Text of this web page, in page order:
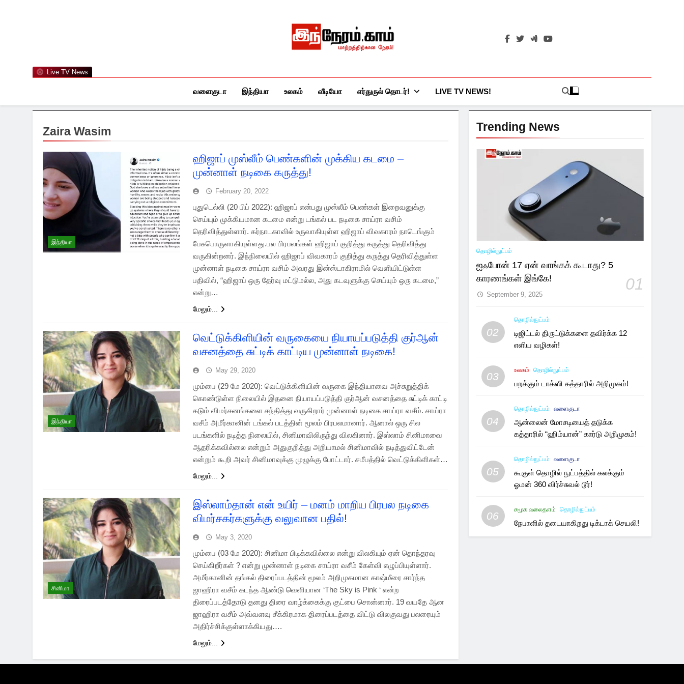
Live TV News இந்நேரம்.காம்
வளைகுடா இந்தியா உலகம் வீடியோ எர்துருல் தொடர்! LIVE TV NEWS!
Zaira Wasim
இந்தியா
ஹிஜாப் முஸ்லீம் பெண்களின் முக்கிய கடமை –
முன்னாள் நடிகை கருத்து!
February 20, 2022
புதுடெல்லி (20 பிப் 2022): ஹிஜாப் என்பது முஸ்லீம் பெண்கள் இறைவனுக்கு
செய்யும் முக்கியமான கடமை என்று டங்கல் பட நடிகை சாய்ரா வசிம்
தெரிவித்துள்ளார். கர்நாடகாவில் உருவாகியுள்ள ஹிஜாப் விவகாரம் நாடெங்கும்
பேசுபொருளாகியுள்ளது.பல பிரபலங்கள் ஹிஜாப் குறித்து கருத்து தெரிவித்து
வருகின்றனர். இந்நிலையில் ஹிஜாப் விவகாரம் குறித்து கருத்து தெரிவித்துள்ள
முன்னாள் நடிகை சாய்ரா வசிம் அவரது இன்ஸ்டாகிராமில் வெளியிட்டுள்ள
பதிவில், “ஹிஜாப் ஒரு தேர்வு மட்டுமல்ல, அது கடவுளுக்கு செய்யும் ஒரு கடமை,”
என்று…
மேலும்...
இந்தியா
வெட்டுக்கிளியின் வருகையை நியாயப்படுத்தி குர்ஆன்
வசனத்தை சுட்டிக் காட்டிய முன்னாள் நடிகை!
May 29, 2020
மும்பை (29 மே 2020): வெட்டுக்கிளியின் வருகை இந்தியாவை அச்சுறுத்திக்
கொண்டுள்ள நிலையில் இதனை நியாயப்படுத்தி குர்ஆன் வசனத்தை சுட்டிக் காட்டி
கடும் விமர்சனங்களை சந்தித்து வருகிறார் முன்னாள் நடிகை சாய்ரா வசீம். சாய்ரா
வசீம் அமீர்கானின் டங்கல் படத்தின் மூலம் பிரபலமானார். ஆனால் ஒரு சில
படங்களில் நடித்த நிலையில், சினிமாவிலிருந்து விலகினார். இஸ்லாம் சினிமாவை
ஆதரிக்கவில்லை என்றும் அதுகுறித்து அறியாமல் சினிமாவில் நடித்துவிட்டேன்
என்றும் கூறி அவர் சினிமாவுக்கு முழுக்கு போட்டார். சமீபத்தில் வெட்டுக்கிளிகள்…
மேலும்...
சினிமா
இஸ்லாம்தான் என் உயிர் – மனம் மாறிய பிரபல நடிகை
விமர்சகர்களுக்கு வலுவான பதில்!
May 3, 2020
மும்பை (03 மே 2020): சினிமா பிடிக்கவில்லை என்று விலகியும் ஏன் தொந்தரவு
செய்கிறீர்கள் ? என்று முன்னாள் நடிகை சாய்ரா வசீம் கேள்வி எழுப்பியுள்ளார்.
அமீர்கானின் தங்கல் திரைப்படத்தின் மூலம் அறிமுகமான காஷ்மீரை சார்ந்த
ஜாஹிரா வசீம் கடந்த ஆண்டு வெளியான ‘The Sky is Pink ‘ என்ற
திரைப்படத்தோடு தனது திரை வாழ்க்கைக்கு குட்பை சொன்னார். 19 வயதே ஆன
ஜாஹிரா வசீம் அவ்வளவு சீக்கிரமாக திரைப்படத்தை விட்டு விலகுவது பலரையும்
அதிர்ச்சிக்குள்ளாக்கியது….
மேலும்...
Trending News
தொழில்நுட்பம்
ஐஃபோன் 17 ஏன் வாங்கக் கூடாது? 5
காரணங்கள் இங்கே!
01
September 9, 2025
02
தொழில்நுட்பம்
டிஜிட்டல் திருட்டுக்களை தவிர்க்க 12
எளிய வழிகள்!
03
உலகம் தொழில்நுட்பம்
பறக்கும் டாக்ஸி கத்தாரில் அறிமுகம்!
04
தொழில்நுட்பம் வளைகுடா
ஆன்லைன் மோசடியைத் தடுக்க
கத்தாரில் “ஹிம்யான்” கார்டு அறிமுகம்!
05
தொழில்நுட்பம் வளைகுடா
கூகுள் தொழில் நுட்பத்தில் கலக்கும்
ஓமன் 360 விர்ச்சுவல் டூர்!
06
சமூக வலைதளம் தொழில்நுட்பம்
நேபாளில் தடையாகிறது டிக்டாக் செயலி!